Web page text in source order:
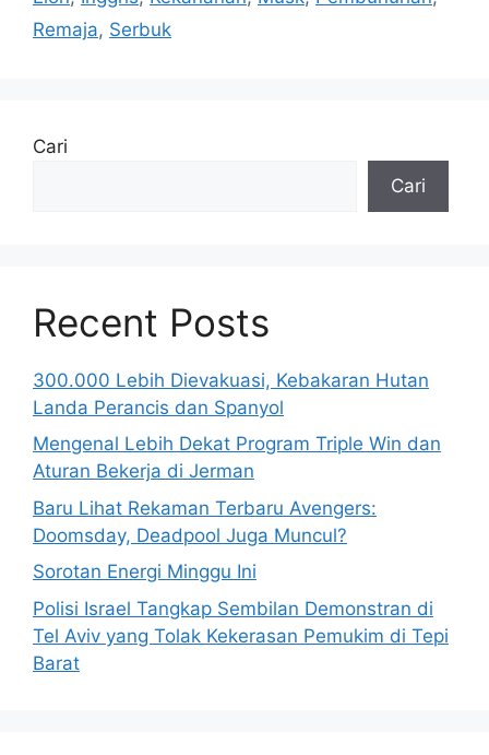
Remaja, Serbuk
Cari
Cari
Recent Posts
300.000 Lebih Dievakuasi, Kebakaran Hutan
Landa Perancis dan Spanyol
Mengenal Lebih Dekat Program Triple Win dan
Aturan Bekerja di Jerman
Baru Lihat Rekaman Terbaru Avengers:
Doomsday, Deadpool Juga Muncul?
Sorotan Energi Minggu Ini
Polisi Israel Tangkap Sembilan Demonstran di
Tel Aviv yang Tolak Kekerasan Pemukim di Tepi
Barat